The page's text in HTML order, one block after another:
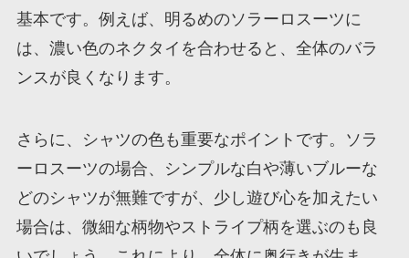
基本です。例えば、明るめのソラーロスーツに
は、濃い色のネクタイを合わせると、全体のバラ
ンスが良くなります。
さらに、シャツの色も重要なポイントです。ソラ
ーロスーツの場合、シンプルな白や薄いブルーな
どのシャツが無難ですが、少し遊び心を加えたい
場合は、微細な柄物やストライプ柄を選ぶのも良